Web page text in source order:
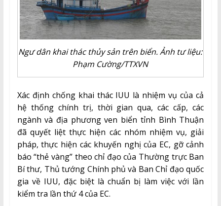
Ngư dân khai thác thủy sản trên biển. Ảnh tư liệu:
Phạm Cường/TTXVN
Xác định chống khai thác IUU là nhiệm vụ của cả
hệ thống chính trị, thời gian qua, các cấp, các
ngành và địa phương ven biển tỉnh Bình Thuận
đã quyết liệt thực hiện các nhóm nhiệm vụ, giải
pháp, thực hiện các khuyến nghị của EC, gỡ cảnh
báo “thẻ vàng” theo chỉ đạo của Thường trực Ban
Bí thư, Thủ tướng Chính phủ và Ban Chỉ đạo quốc
gia về IUU, đặc biệt là chuẩn bị làm việc với lần
kiểm tra lần thứ 4 của EC.